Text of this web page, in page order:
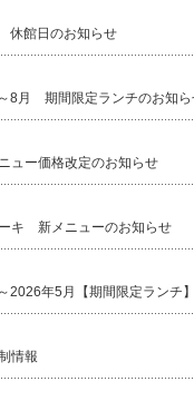
館日のお知らせ
8月 期間限定ランチのお知ら
ュー価格改定のお知らせ
キ 新メニューのお知らせ
2026年5月【期間限定ランチ
情報